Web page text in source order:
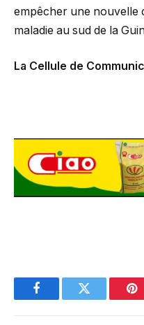
empêcher une nouvelle
maladie au sud de la
La Cellule de
FacebookTwitter